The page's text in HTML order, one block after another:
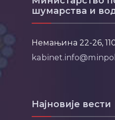
шумарства и
Немањина 22-26,
Најновије вести